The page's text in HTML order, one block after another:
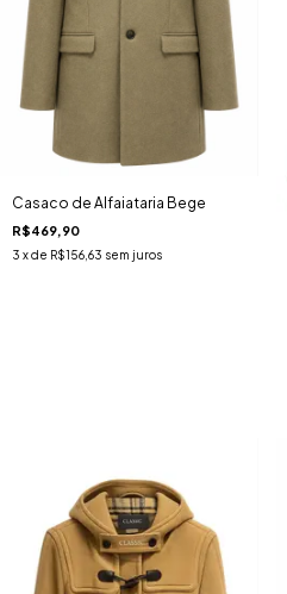
Casaco de Alfaiataria Bege
R$469,90
3 x de R$156,63 sem juros